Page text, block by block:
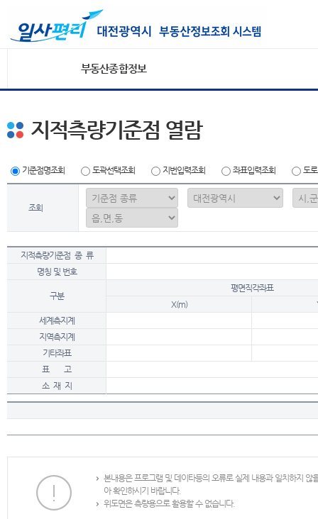
부동산종합정보
지적측량기준점 열람
기준점명조회 도곽선택조회 지번입력조회 좌표입력조회 도
조회
지적측량기준점 종 류
명칭 및 번호
구분
평면직각좌표
X(m)
세계측지계
지역측지계
기타좌표
표 고
소 재 지
본내용은 프로그램 및 데이타등의 오류로 실제 내용과 일치하지
아 확인하시기 바랍니다.
위도면은 측량용으로 활용할 수 없습니다.